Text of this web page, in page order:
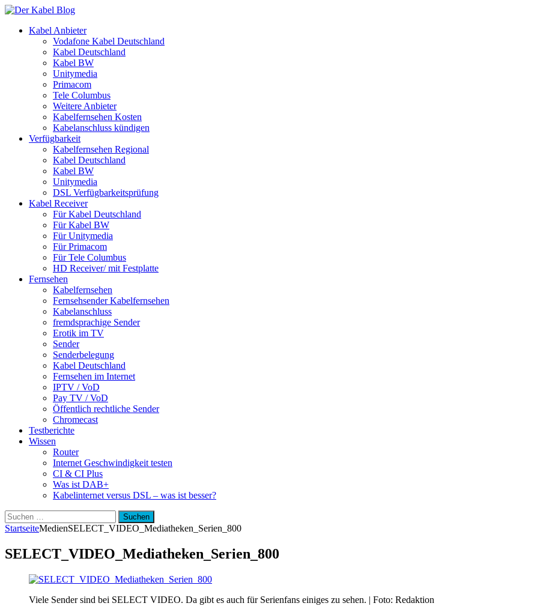
Kabel Anbieter
Vodafone Kabel Deutschland
Kabel Deutschland
Kabel BW
Unitymedia
Primacom
Tele Columbus
Weitere Anbieter
Kabelfernsehen Kosten
Kabelanschluss kündigen
Verfügbarkeit
Kabelfernsehen Regional
Kabel Deutschland
Kabel BW
Unitymedia
DSL Verfügbarkeitsprüfung
Kabel Receiver
Für Kabel Deutschland
Für Kabel BW
Für Unitymedia
Für Primacom
Für Tele Columbus
HD Receiver/ mit Festplatte
Fernsehen
Kabelfernsehen
Fernsehsender Kabelfernsehen
Kabelanschluss
fremdsprachige Sender
Erotik im TV
Sender
Senderbelegung
Kabel Deutschland
Fernsehen im Internet
IPTV / VoD
Pay TV / VoD
Öffentlich rechtliche Sender
Chromecast
Testberichte
Wissen
Router
Internet Geschwindigkeit testen
CI & CI Plus
Was ist DAB+
Kabelinternet versus DSL – was ist besser?
Suchen
nach:
StartseiteMedienSELECT_VIDEO_Mediatheken_Serien_800
SELECT_VIDEO_Mediatheken_Serien_800
Viele Sender sind bei SELECT VIDEO. Da gibt es auch für Serienfans einiges zu sehen. | Foto: Redaktion